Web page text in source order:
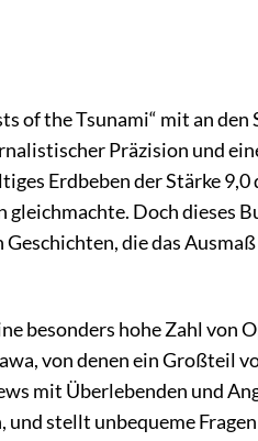
of the Tsunami“ mit an den
Präzision und
Erdbeben der Stärke 9,0
gleichmachte. Doch dieses
die das
besonders hohe Zahl von
von denen ein Großteil
mit Überlebenden und
stellt unbequeme